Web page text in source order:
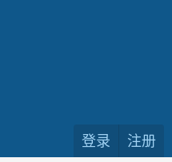
登录 注册